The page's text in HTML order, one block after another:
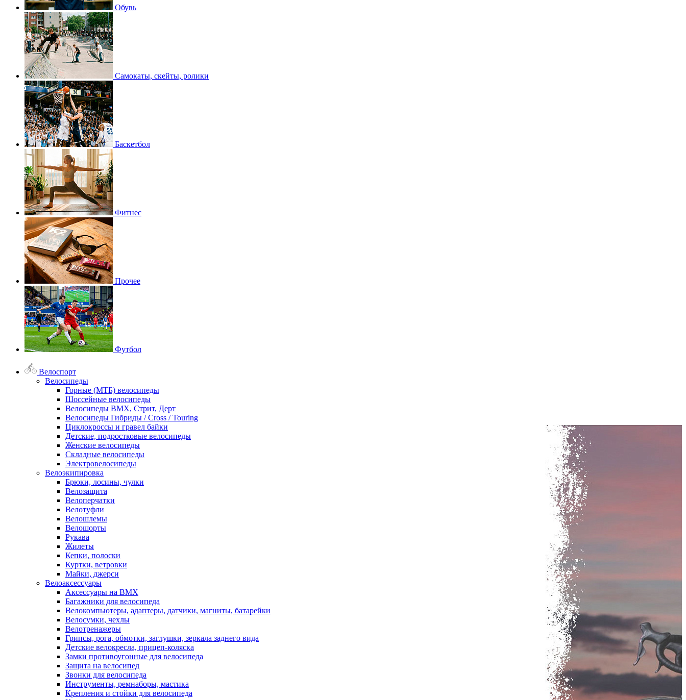
Обувь
Самокаты, скейты, ролики
Баскетбол
Фитнес
Прочее
Футбол
Велоспорт
Велосипеды
Горные (МТБ) велосипеды
Шоссейные велосипеды
Велосипеды BMX, Стрит, Дерт
Велосипеды Гибриды / Cross / Touring
Циклокроссы и гравел байки
Детские, подростковые велосипеды
Женские велосипеды
Складные велосипеды
Электровелосипеды
Велоэкипировка
Брюки, лосины, чулки
Велозащита
Велоперчатки
Велотуфли
Велошлемы
Велошорты
Рукава
Жилеты
Кепки, полоски
Куртки, ветровки
Майки, джерси
Велоаксессуары
Аксессуары на BMX
Багажники для велосипеда
Велокомпьютеры, адаптеры, датчики, магниты, батарейки
Велосумки, чехлы
Велотренажеры
Грипсы, рога, обмотки, заглушки, зеркала заднего вида
Детские велокресла, прицеп-коляска
Замки противоугонные для велосипеда
Защита на велосипед
Звонки для велосипеда
Инструменты, ремнаборы, мастика
Крепления и стойки для велосипеда